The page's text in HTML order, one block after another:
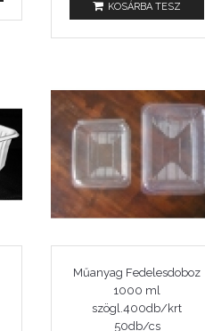
KOSÁRBA TESZ
Műanyag Fedelesdoboz
1000 ml
szögl.400db/krt
50db/cs